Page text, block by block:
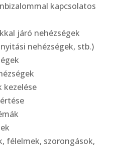
kapcsolatos
járó nehézségek
nehézségek, stb.)
kezelése
félelmek, szorongások,